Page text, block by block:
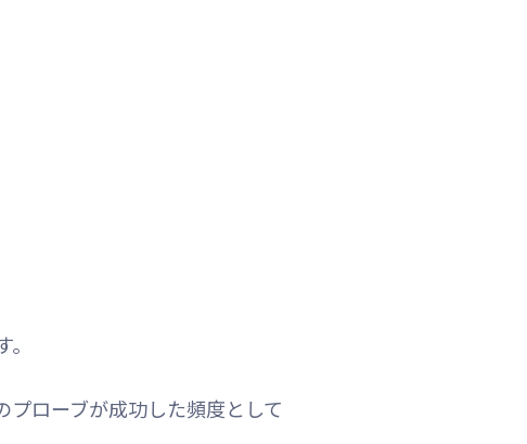
プローブが成功した頻度として